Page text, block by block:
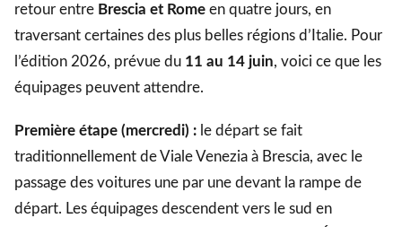
retour entre Brescia et Rome en quatre jours, en
traversant certaines des plus belles régions d’Italie. Pour
l’édition 2026, prévue du 11 au 14 juin, voici ce que les
équipages peuvent attendre.
Première étape (mercredi) : le départ se fait
traditionnellement de Viale Venezia à Brescia, avec le
passage des voitures une par une devant la rampe de
départ. Les équipages descendent vers le sud en